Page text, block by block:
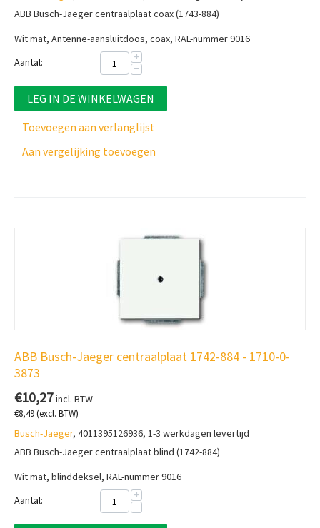
ABB Busch-Jaeger centraalplaat coax (1743-884)
Wit mat, Antenne-aansluitdoos, coax, RAL-nummer 9016
Aantal:
+
−
LEG IN DE WINKELWAGEN
Toevoegen aan verlanglijst
Aan vergelijking toevoegen
ABB Busch-Jaeger centraalplaat 1742-884 - 1710-0-
3873
€10,27incl. BTW
€8,49(excl. BTW)
Busch-Jaeger, 4011395126936, 1-3 werkdagen levertijd
ABB Busch-Jaeger centraalplaat blind (1742-884)
Wit mat, blinddeksel, RAL-nummer 9016
Aantal:
+
−